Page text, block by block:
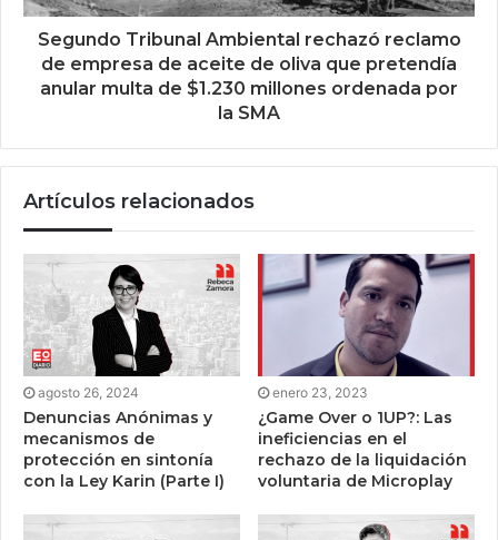
Segundo Tribunal Ambiental rechazó reclamo
de empresa de aceite de oliva que pretendía
anular multa de $1.230 millones ordenada por
la SMA
Artículos relacionados
agosto 26, 2024
Denuncias Anónimas y
mecanismos de
protección en sintonía
con la Ley Karin (Parte I)
enero 23, 2023
¿Game Over o 1UP?: Las
ineficiencias en el
rechazo de la liquidación
voluntaria de Microplay